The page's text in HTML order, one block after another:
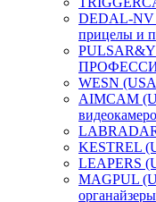
DEDAL-NV
прицелы и
WESN
AIMCAM
KESTREL
LEAPERS
MAGPUL
органайзеры